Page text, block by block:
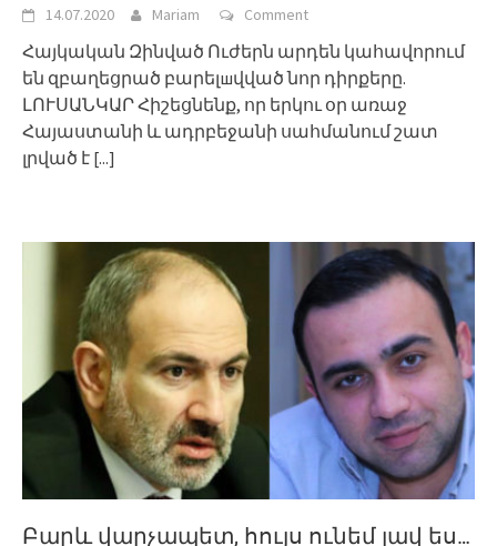
14.07.2020 Mariam Comment
Հայկական Զինված Ուժերն արդեն կահավորում
են զբաղեցրած բարելшվված նոր դիրքերը.
ԼՈՒՍԱՆԿԱՐ Հիշեցնենք, որ երկու օր առաջ
Հայաստանի և ադրբեջանի սահմանում շատ
լրված է [...]
Բարև վարչապետ, հույս ունեմ լավ ես…